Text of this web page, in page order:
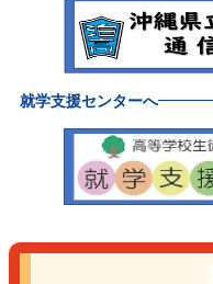
就学支援センターへ